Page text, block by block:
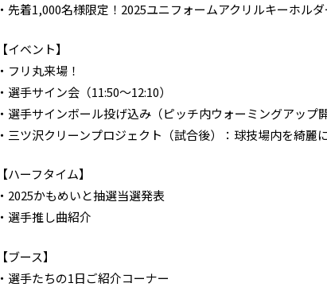
・先着1,000名様限定！2025ユニフォームアクリルキーホルダ
【イベント】
・フリ丸来場！
・選手サイン会（11:50～12:10）
・選手サインボール投げ込み（ピッチ内ウォーミングアップ開
・三ツ沢クリーンプロジェクト（試合後）：球技場内を綺麗
【ハーフタイム】
・2025かもめいと抽選当選発表
・選手推し曲紹介
【ブース】
・選手たちの1日ご紹介コーナー